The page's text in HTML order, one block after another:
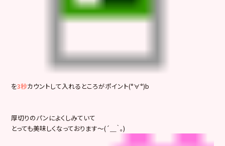
を3秒カウントして入れるところがポイント(°∀°)b
厚切りのパンによくしみていて
とっても美味しくなっております～(´＿｀｡)